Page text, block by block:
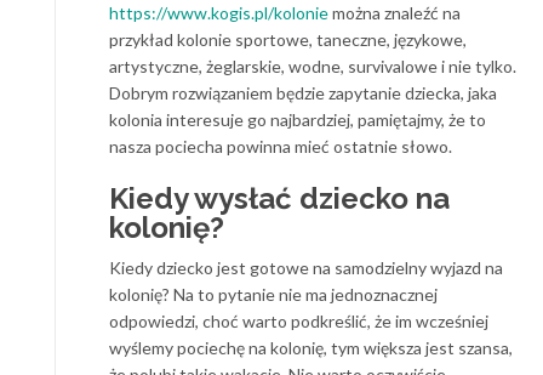
https://www.kogis.pl/koloniemożna znaleźć na
przykład kolonie sportowe, taneczne, językowe,
artystyczne, żeglarskie, wodne, survivalowe i nie tylko.
Dobrym rozwiązaniem będzie zapytanie dziecka, jaka
kolonia interesuje go najbardziej, pamiętajmy, że to
nasza pociecha powinna mieć ostatnie słowo.
Kiedy wysłać dziecko na
kolonię?
Kiedy dziecko jest gotowe na samodzielny wyjazd na
kolonię? Na to pytanie nie ma jednoznacznej
odpowiedzi, choć warto podkreślić, że im wcześniej
wyślemy pociechę na kolonię, tym większa jest szansa,